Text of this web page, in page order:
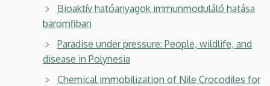
Bioaktív hatóanyagok immunmoduláló hatása
baromfiban
Paradise under pressure: People, wildlife, and
disease in Polynesia
Chemical immobilization of Nile Crocodiles for